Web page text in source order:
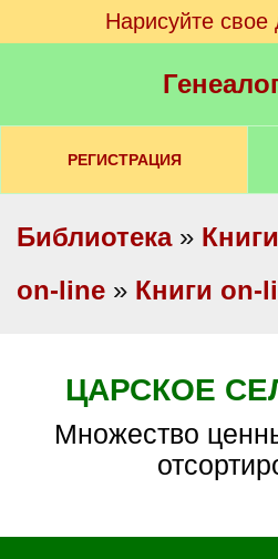
Нарисуйте
РЕГИСТРАЦИЯ
Библиотека»
on-line » Книги on-
ЦАРСКОЕ
Множество ценных книг в свободном доступе,